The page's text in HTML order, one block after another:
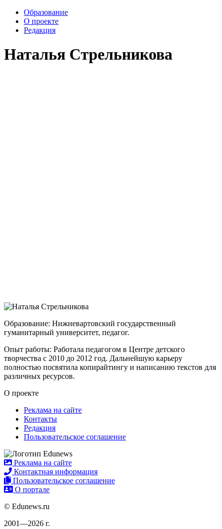
Образование
О проекте
Редакция
Наталья Стрельникова
Образование: Нижневартовский государственный
гуманитарный университет, педагог.
Опыт работы: Работала педагогом в Центре детского
творчества с 2010 до 2012 год. Дальнейшую карьеру
полностью посвятила копирайтингу и написанию текстов для
различных ресурсов.
О проекте
Реклама на сайте
Контакты
Редакция
Пользовательское соглашение
Реклама на сайте
Контактная информация
Пользовательское соглашение
О портале
© Edunews.ru
2001—2026 г.